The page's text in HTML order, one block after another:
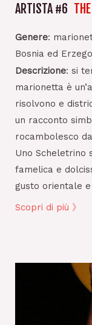
ARTISTA #6
Genere:
Bosnia ed
Descrizione: si
marionetta è
risolvono e
un racconto
rocambolesco
Uno Scheletrino
famelica e
gusto orientale
Scopri di più 》